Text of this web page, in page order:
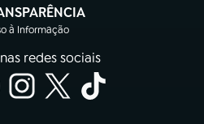
à Informação
(abre em nova aba)
redes sociais